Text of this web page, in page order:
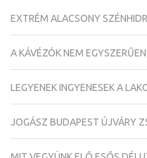
EXTRÉM ALACSONY
A KÁVÉZÓK NEM
LEGYENEK INGYENESEK A
JOGÁSZ BUDAPEST ÚJVÁRY